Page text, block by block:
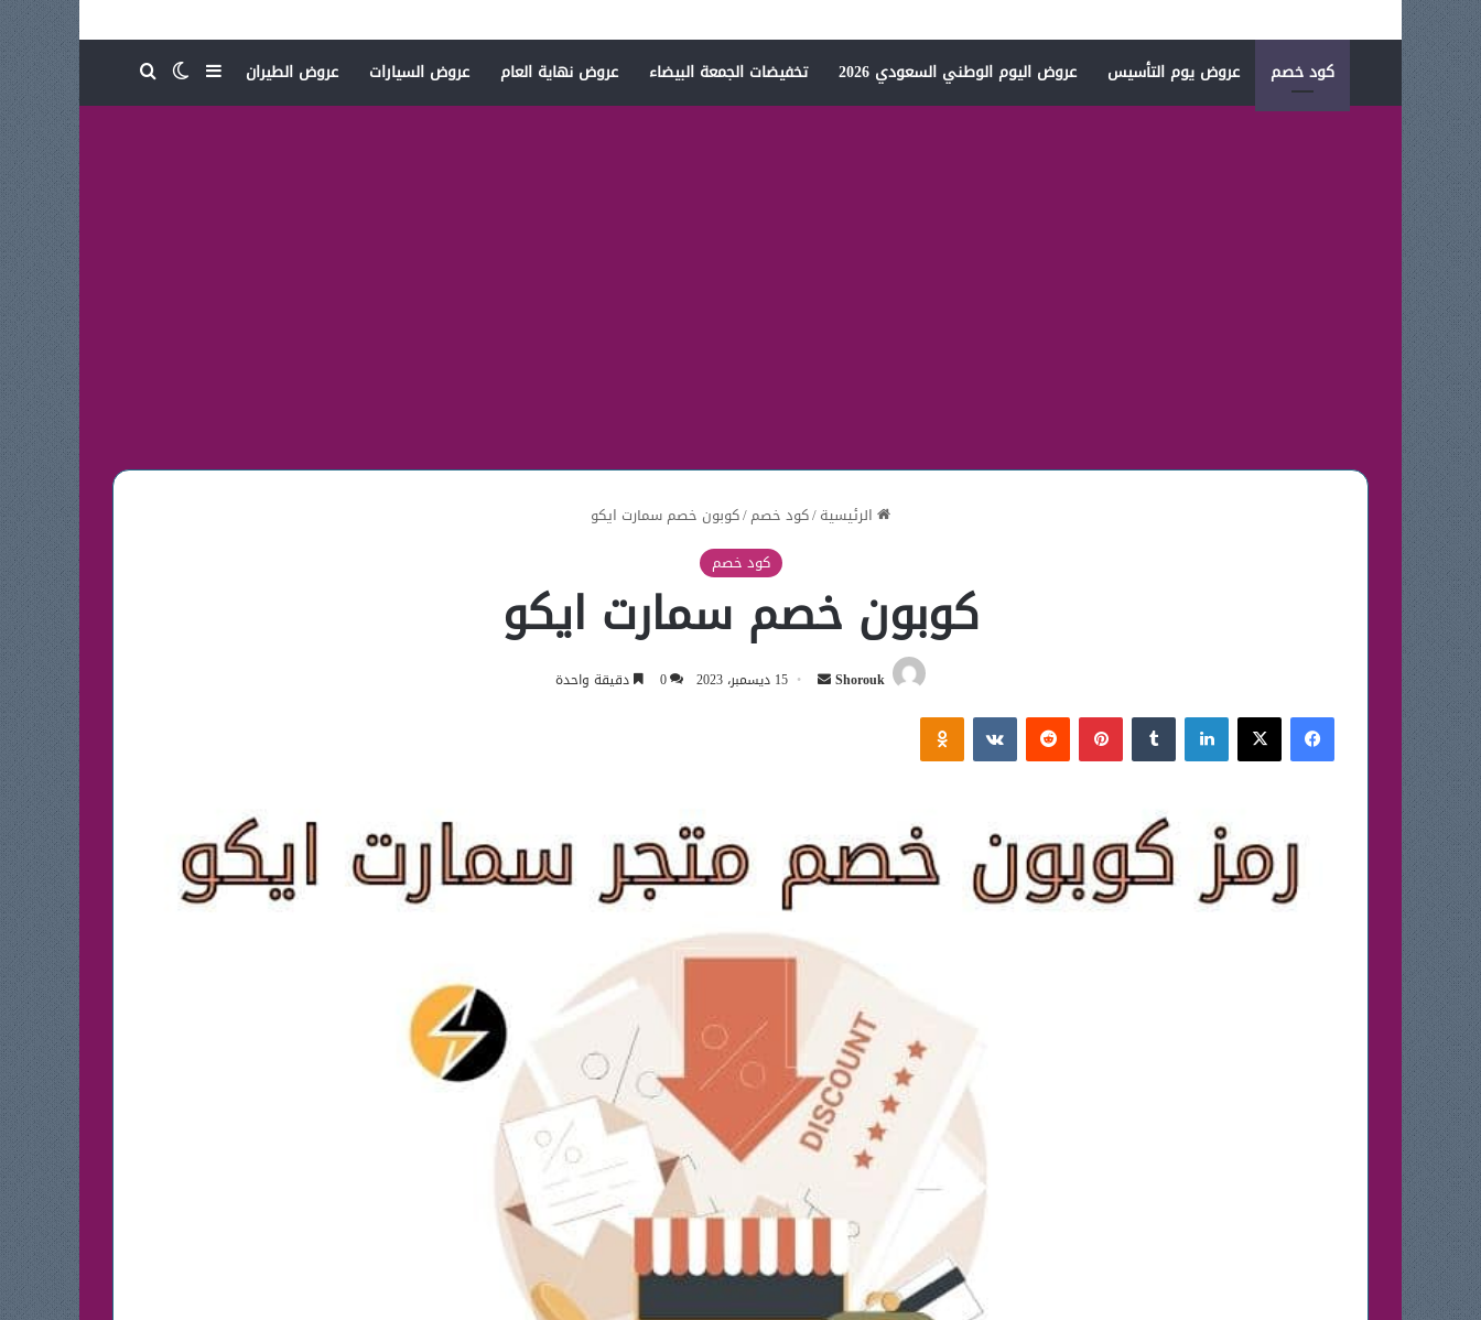
كود خصم عروض يوم التأسيس عروض اليوم الوطني السعودي 2026 تخفيضات الجمعة البيضاء عروض نهاية العام عروض السيارات عروض الطيران إضافة عمود جانبي
الوضع المظلم
بحث عن
الرئيسية/كود خصم/كوبون خصم سمارت ايكو
كود خصم
كوبون خصم سمارت ايكو
Shorouk
أرسل 15 ديسمبر، 2023 0 دقيقة واحدة
فيسبوك‫X لينكدإن بينتيريست Odnoklassniki